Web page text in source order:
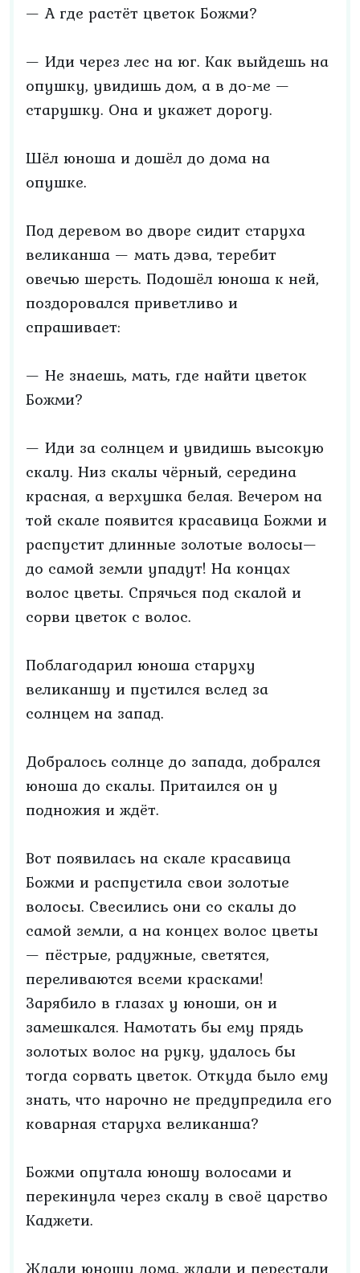
— А где растёт цветок Божми?
— Иди через лес на юг. Как выйдешь на
опушку, увидишь дом, а в до-ме —
старушку. Она и укажет дорогу.
Шёл юноша и дошёл до дома на
опушке.
Под деревом во дворе сидит старуха
великанша — мать дэва, теребит
овечью шерсть. Подошёл юноша к ней,
поздоровался приветливо и
спрашивает:
— Не знаешь, мать, где найти цветок
Божми?
— Иди за солнцем и увидишь высокую
скалу. Низ скалы чёрный, середина
красная, а верхушка белая. Вечером на
той скале появится красавица Божми и
распустит длинные золотые волосы—
до самой земли упадут! На концах
волос цветы. Спрячься под скалой и
сорви цветок с волос.
Поблагодарил юноша старуху
великаншу и пустился вслед за
солнцем на запад.
Добралось солнце до запада, добрался
юноша до скалы. Притаился он у
подножия и ждёт.
Вот появилась на скале красавица
Божми и распустила свои золотые
волосы. Свесились они со скалы до
самой земли, а на концех волос цветы
— пёстрые, радужные, светятся,
переливаются всеми красками!
Зарябило в глазах у юноши, он и
замешкался. Намотать бы ему прядь
золотых волос на руку, удалось бы
тогда сорвать цветок. Откуда было ему
знать, что нарочно не предупредила его
коварная старуха великанша?
Божми опутала юношу волосами и
перекинула через скалу в своё царство
Каджети.
Ждали юношу дома, ждали и перестали